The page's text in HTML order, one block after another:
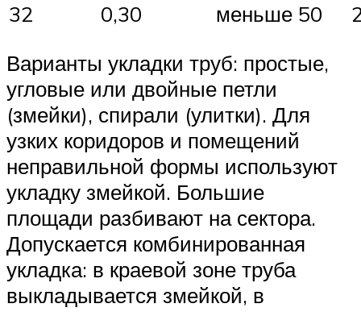
32
0,30 меньше 50
Варианты укладки труб: простые,
угловые или двойные петли
(змейки), спирали (улитки). Для
узких коридоров и помещений
неправильной формы используют
укладку змейкой. Большие
площади разбивают на сектора.
Допускается комбинированная
укладка: в краевой зоне труба
выкладывается змейкой, в